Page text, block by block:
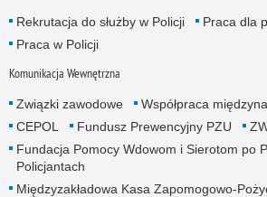
Rekrutacja do służby w Policji
Praca dla
Praca w Policji
Komunikacja Wewnętrzna
Związki zawodowe Współpraca
CEPOL
Fundusz Prewencyjny PZU
Fundacja Pomocy Wdowom i Sierotom po
Policjantach
Międzyzakładowa Kasa Zapomogowo-